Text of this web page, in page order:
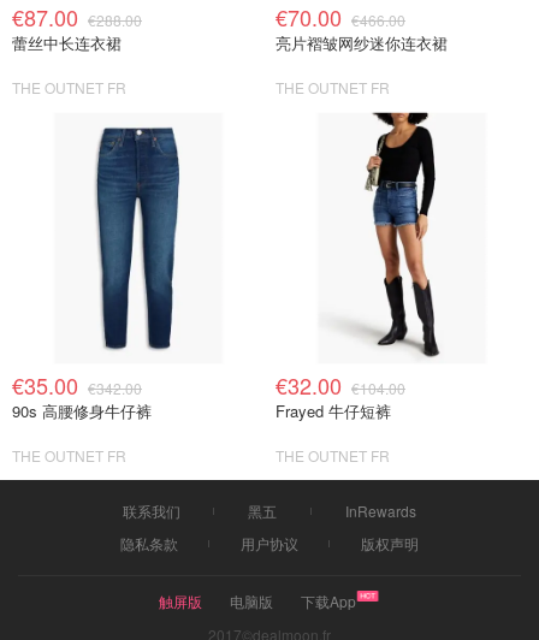
€87.00 €288.00
蕾丝中长连衣裙
THE OUTNET FR
€70.00 €466.00
亮片褶皱网纱迷你连衣裙
THE OUTNET FR
€35.00 €342.00
90s 高腰修身牛仔裤
THE OUTNET FR
€32.00 €104.00
Frayed 牛仔短裤
THE OUTNET FR
联系我们 黑五
InRewards
隐私条款
用户协议 版权声明
触屏版 电脑版
下载App
2017©dealmoon.fr